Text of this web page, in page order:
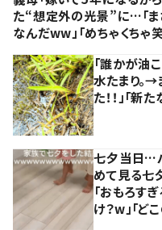
た“想定外の光景”に…「ま
なんだww」「めちゃくちゃ
「誰かが油
水たまり。
た！！」「新
七夕当日…
めて見る七
「おもろす
け？w」「ど